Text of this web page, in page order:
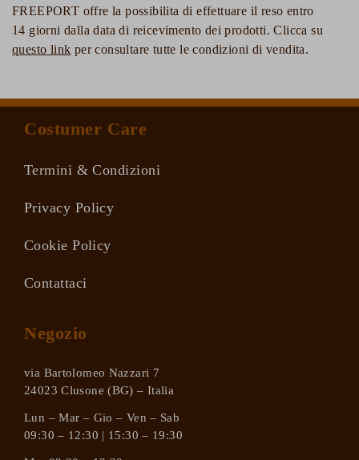
FREEPORT offre la possibilita di effettuare il reso entro
14 giorni dalla data di reicevimento dei prodotti. Clicca su
questo link per consultare tutte le condizioni di vendita.
Costumer Care
Termini & Condizioni
Privacy Policy
Cookie Policy
Contattaci
Negozio
via Bartolomeo Nazzari 7
24023 Clusone (BG) – Italia
Lun – Mar – Gio – Ven – Sab
09:30 – 12:30 | 15:30 – 19:30